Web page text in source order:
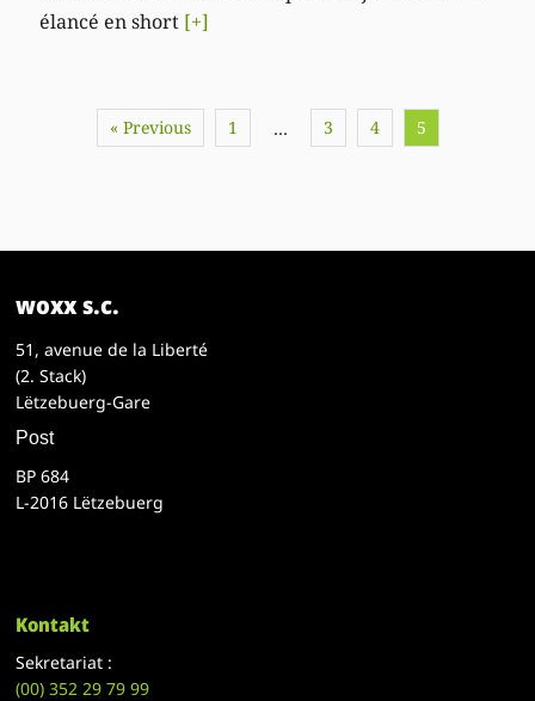
élancé en short [+]
« Previous 1 … 3 4 5
woxx s.c.
51, avenue de la Liberté
(2. Stack)
Lëtzebuerg-Gare
Post
BP 684
L-2016 Lëtzebuerg
Kontakt
Sekretariat :
(00)352 29 79 99